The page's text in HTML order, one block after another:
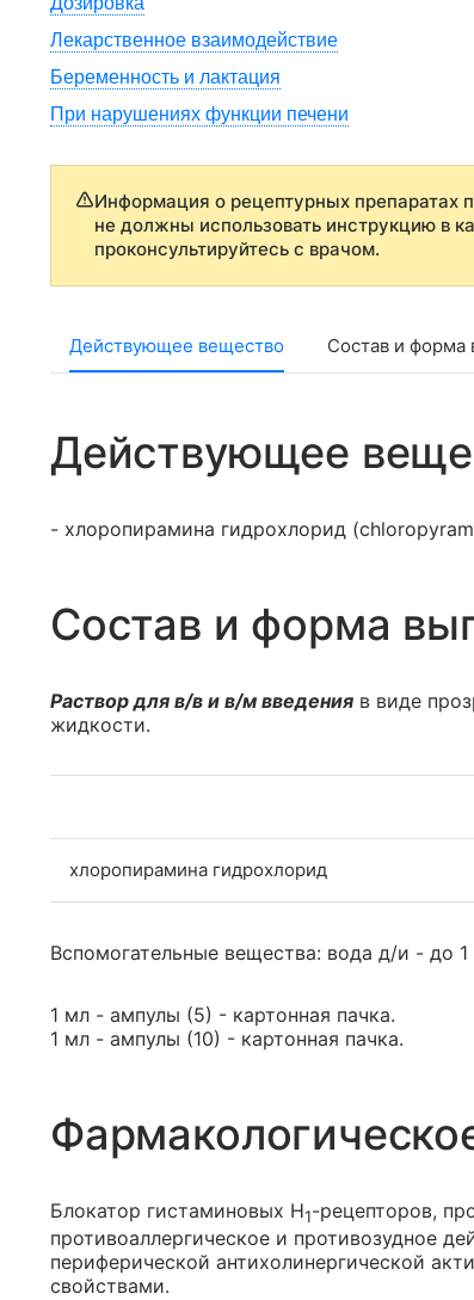
Лекарственное взаимодействие
Беременность и лактация
При нарушениях функции печени
Информация о рецептурных препаратах
не должны использовать инструкцию в
проконсультируйтесь с врачом.
Действующее вещество Состав и форма
Действующее
- хлоропирамина гидрохлорид
Состав и форма
Раствор для в/в и в/м введения в виде
жидкости.
хлоропирамина гидрохлорид
Вспомогательные вещества: вода д/и - до 1
1 мл - ампулы (5) - картонная пачка.
1 мл - ампулы (10) - картонная пачка.
Блокатор гистаминовых H1-рецепторов,
противоаллергическое и противозудное
периферической антихолинергической
свойствами.